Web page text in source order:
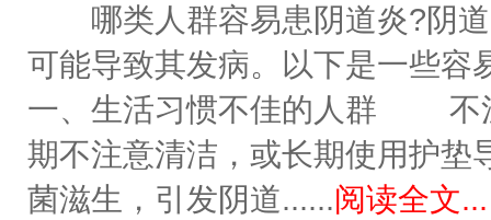
哪类人群容易患阴道炎?阴道
可能导致其发病。以下是一
一、生活习惯不佳的人群 不
期不注意清洁，或长期使用护垫
菌滋生，引发阴道......阅读全文...